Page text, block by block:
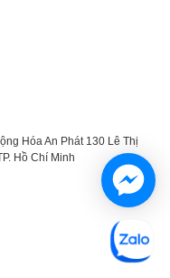
Hóa An Phát 130 Lê Thị
Hồ Chí Minh